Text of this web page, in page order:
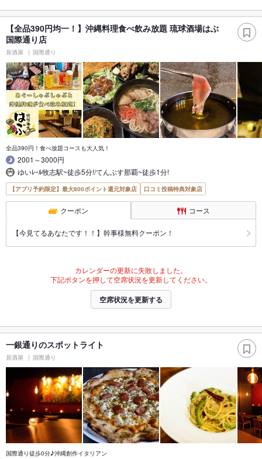
【全品390円均一！】沖縄料理食べ飲み放題 琉球酒場はぶ
国際通り店
居酒屋 国際通り
全品390円！食べ放題コースも大人気！
2001～3000円
ゆいﾚｰﾙ牧志駅~徒歩5分!/てんぶす那覇~徒歩1分!
【アプリ予約限定】最大800ポイント還元対象店 口コミ投稿特典対象店
クーポン コース
【今見てるあなたです！！】幹事様無料クーポン！
カレンダーの更新に失敗しました。
下記ボタンを押して空席状況を更新してください。
空席状況を更新する
一銀通りのスポットライト
居酒屋 国際通り
国際通り徒歩0分♪沖縄創作イタリアン